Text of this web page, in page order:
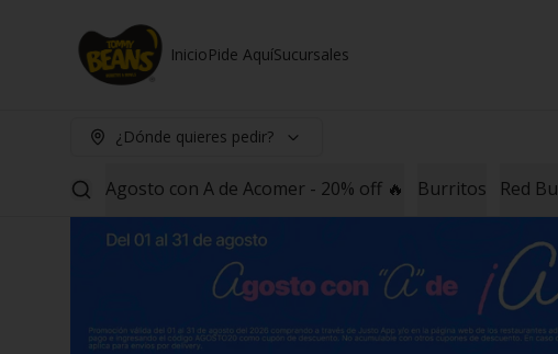
InicioPide AquíSucursales
¿Dónde quieres pedir?
Agosto con A de Acomer - 20% off 🔥 Burritos Red